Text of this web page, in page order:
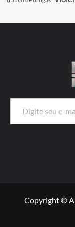
Digite seu e-mail…
Copyright ©